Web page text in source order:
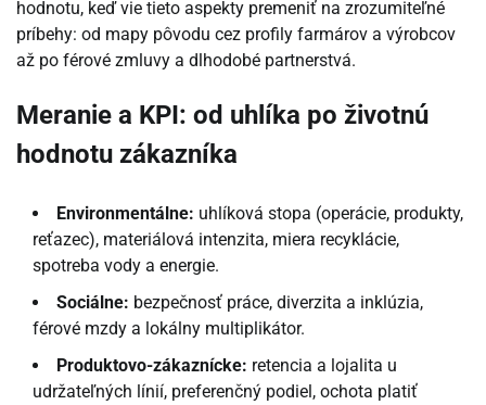
hodnotu, keď vie tieto aspekty premeniť na zrozumiteľné
príbehy: od mapy pôvodu cez profily farmárov a výrobcov
až po férové zmluvy a dlhodobé partnerstvá.
Meranie a KPI: od uhlíka po životnú
hodnotu zákazníka
Environmentálne: uhlíková stopa (operácie, produkty,
reťazec), materiálová intenzita, miera recyklácie,
spotreba vody a energie.
Sociálne: bezpečnosť práce, diverzita a inklúzia,
férové mzdy a lokálny multiplikátor.
Produktovo-zákaznícke: retencia a lojalita u
udržateľných línií, preferenčný podiel, ochota platiť